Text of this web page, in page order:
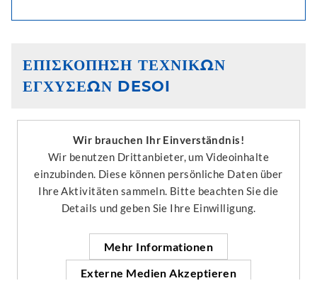
ΕΠΙΣΚΟΠΗΣΗ ΤΕΧΝΙΚΩΝ
ΕΓΧΥΣΕΩΝ DESOI
Wir brauchen Ihr Einverständnis!
Wir benutzen Drittanbieter, um Videoinhalte
einzubinden. Diese können persönliche Daten über
Ihre Aktivitäten sammeln. Bitte beachten Sie die
Details und geben Sie Ihre Einwilligung.
Mehr Informationen
Externe Medien Akzeptieren